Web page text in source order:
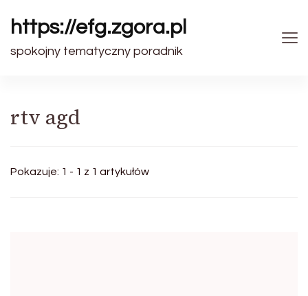
https://efg.zgora.pl
spokojny tematyczny poradnik
rtv agd
Pokazuje: 1 - 1 z 1 artykułów